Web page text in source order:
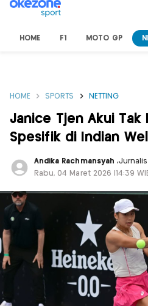
HOME F1 MOTO GP
HOME SPORTS NETTING
Janice Tjen Akui Tak
Spesifik di Indian
Andika Rachmansyah ,Jurnalis
Rabu, 04 Maret 2026 |14:39